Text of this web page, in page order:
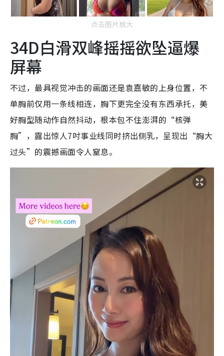
点击图片放大
34D白滑双峰摇摇欲坠逼爆
屏幕
不过，最具视觉冲击的画面还是袁嘉敏的上身位置，不
单胸前仅用一条线相连，胸下更完全没有东西承托，美
好胸型随动作自然抖动，根本包不住澎湃的“核弹
胸”，露出惊人7吋事业线同时挤出侧乳，呈现出“胸大
过头”的震撼画面令人窒息。